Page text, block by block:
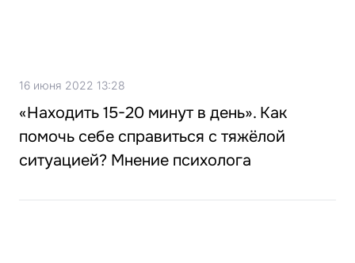
16 июня 2022 13:28
«Находить 15-20 минут в день». Как
помочь себе справиться с тяжёлой
ситуацией? Мнение психолога